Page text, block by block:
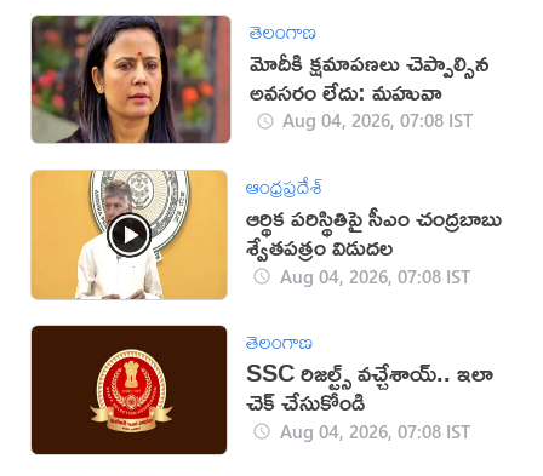
తెలంగాణ
మోదీకి క్షమాపణలు చెప్పాల్సిన
అవసరం లేదు: మహువా
Aug 04, 2026, 07:08 IST
ఆంధ్రప్రదేశ్
ఆర్థిక పరిస్థితిపై సీఎం చంద్రబాబు
శ్వేతపత్రం విడుదల
Aug 04, 2026, 07:08 IST
తెలంగాణ
SSC రిజల్ట్స్ వచ్చేశాయ్.. ఇలా
చెక్ చేసుకోండి
Aug 04, 2026, 07:08 IST